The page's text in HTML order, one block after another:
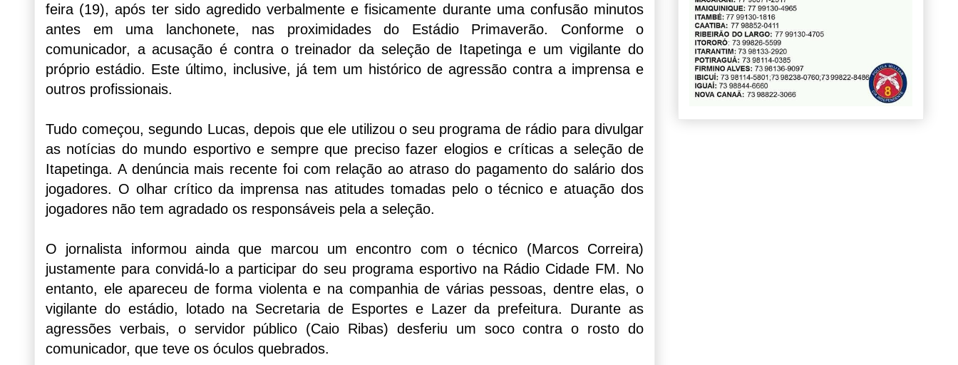
feira (19), após ter sido agredido verbalmente e fisicamente durante uma confusão minutos
antes em uma lanchonete, nas proximidades do Estádio Primaverão. Conforme o
comunicador, a acusação é contra o treinador da seleção de Itapetinga e um vigilante do
próprio estádio. Este último, inclusive, já tem um histórico de agressão contra a imprensa e
outros profissionais.
Tudo começou, segundo Lucas, depois que ele utilizou o seu programa de rádio para divulgar
as notícias do mundo esportivo e sempre que preciso fazer elogios e críticas a seleção de
Itapetinga. A denúncia mais recente foi com relação ao atraso do pagamento do salário dos
jogadores. O olhar crítico da imprensa nas atitudes tomadas pelo o técnico e atuação dos
jogadores não tem agradado os responsáveis pela a seleção.
O jornalista informou ainda que marcou um encontro com o técnico (Marcos Correira)
justamente para convidá-lo a participar do seu programa esportivo na Rádio Cidade FM. No
entanto, ele apareceu de forma violenta e na companhia de várias pessoas, dentre elas, o
vigilante do estádio, lotado na Secretaria de Esportes e Lazer da prefeitura. Durante as
agressões verbais, o servidor público (Caio Ribas) desferiu um soco contra o rosto do
comunicador, que teve os óculos quebrados.